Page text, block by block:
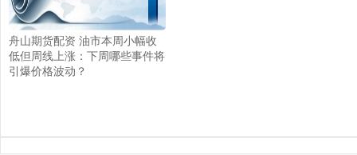
舟山期货配资 油市本周小幅收
低但周线上涨：下周哪些事件将
引爆价格波动？